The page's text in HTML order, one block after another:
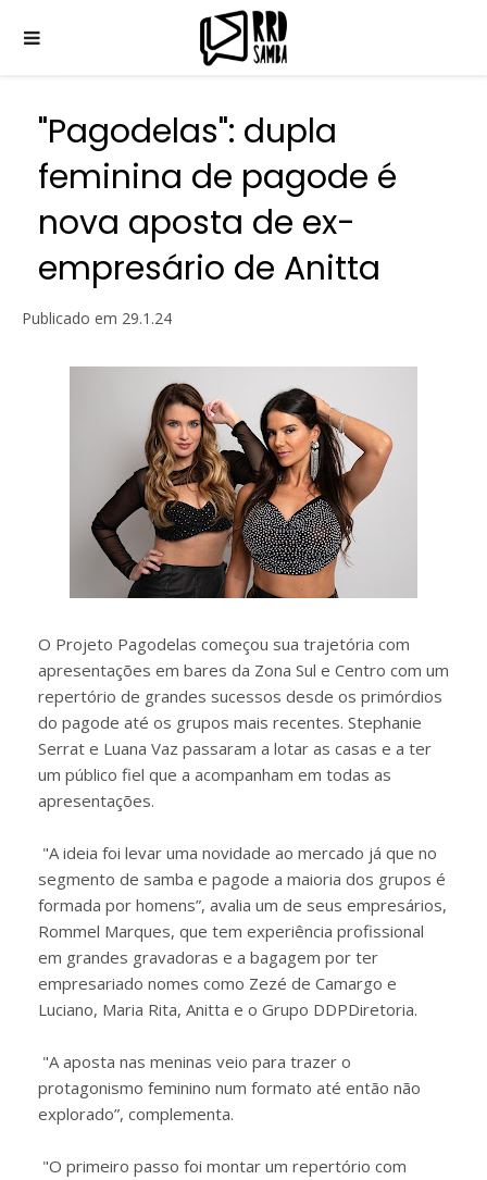
"Pagodelas": dupla
feminina de pagode é
nova aposta de ex-
empresário de Anitta
Publicado em 29.1.24
O Projeto Pagodelas começou sua trajetória com
apresentações em bares da Zona Sul e Centro com um
repertório de grandes sucessos desde os primórdios
do pagode até os grupos mais recentes. Stephanie
Serrat e Luana Vaz passaram a lotar as casas e a ter
um público fiel que a acompanham em todas as
apresentações.
"A ideia foi levar uma novidade ao mercado já que no
segmento de samba e pagode a maioria dos grupos é
formada por homens”, avalia um de seus empresários,
Rommel Marques, que tem experiência profissional
em grandes gravadoras e a bagagem por ter
empresariado nomes como Zezé de Camargo e
Luciano, Maria Rita, Anitta e o Grupo DDPDiretoria.
"A aposta nas meninas veio para trazer o
protagonismo feminino num formato até então não
explorado”, complementa.
"O primeiro passo foi montar um repertório com